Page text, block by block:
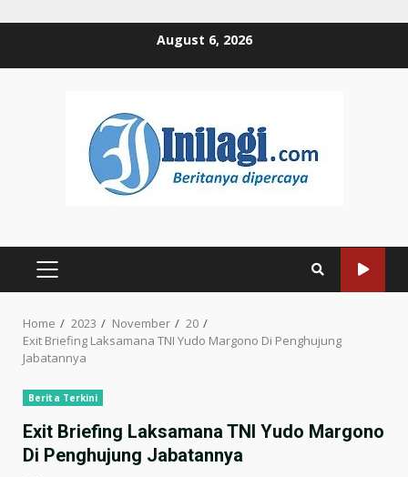
August 6, 2026
PRIMARY
Home 2023 November
20
Exit Briefing Laksamana TNI Yudo Margono Di Penghujung
Jabatannya
Berita Terkini
Exit Briefing Laksamana TNI Yudo Margono
Di Penghujung Jabatannya